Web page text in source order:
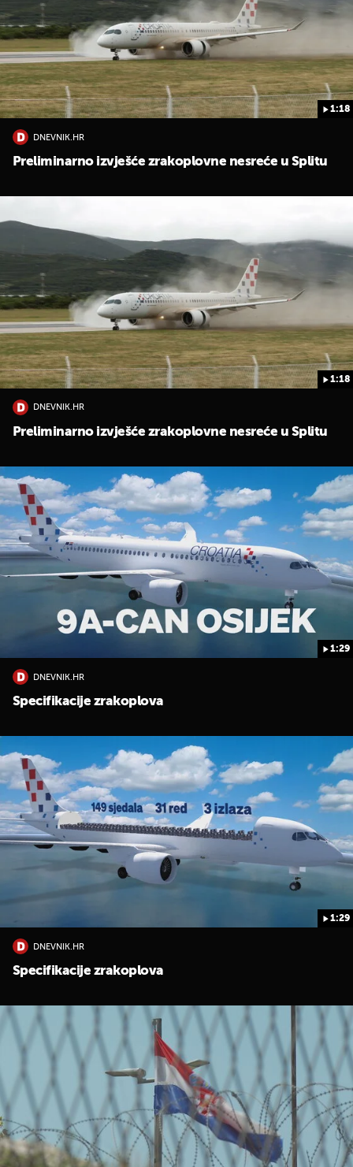
1:18
DNEVNIK.HR
Preliminarno izvješće zrakoplovne nesreće u Splitu
1:18
DNEVNIK.HR
Preliminarno izvješće zrakoplovne nesreće u Splitu
1:29
DNEVNIK.HR
Specifikacije zrakoplova
1:29
DNEVNIK.HR
Specifikacije zrakoplova